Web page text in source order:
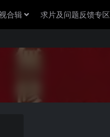
合辑 求片及问题反馈专区